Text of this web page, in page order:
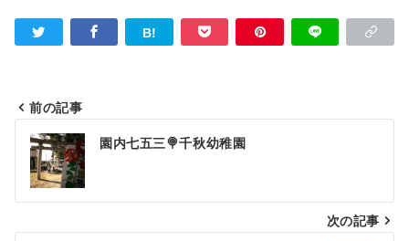
投
稿
ナ
ビ
前の記事
園内七五三🍭千秋幼稚園
次の記事